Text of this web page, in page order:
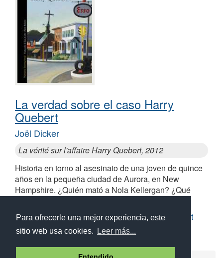
Para ofrecerle una mejor experiencia, este
sitio web usa cookies.
Leer más...
La verdad sobre el caso Harry
Quebert
Joël Dicker
La vérité sur l'affaire Harry Quebert, 2012
Historia en torno al asesinato de una joven de quince
años en la pequeña ciudad de Aurora, en New
Hampshire. ¿Quién mató a Nola Kellergan? ¿Qué
Similares a La verdad sobre el caso Harry Quebert